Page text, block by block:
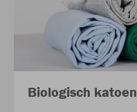
Biologisch katoen